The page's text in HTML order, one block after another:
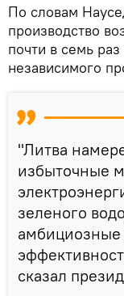
По словам
производство
почти в семь
независимого
"Литва
избыточные
зеленого
амбициозные
сказал